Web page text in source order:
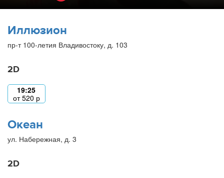
Иллюзион
пр-т 100-летия Владивостоку, д. 103
2D
19:25
от520 р
Океан
ул. Набережная, д. 3
2D